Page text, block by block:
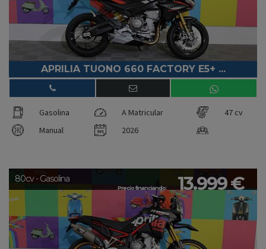
APRILIA TUONO 660 FACTORY E5+ ...
Gasolina A Matricular
47 cv
Manual
2026
Precio financiando: 13.999 €
80cv - Gasolina